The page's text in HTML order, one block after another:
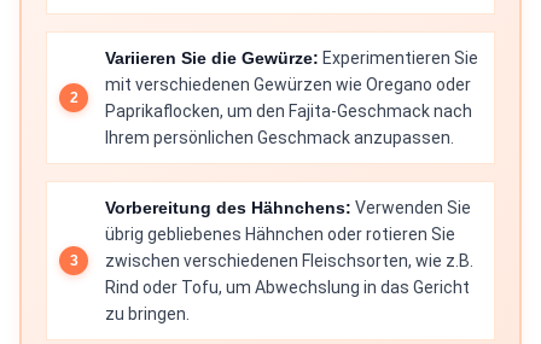
Variieren Sie die Gewürze: Experimentieren Sie
mit verschiedenen Gewürzen wie Oregano oder
Paprikaflocken, um den Fajita-Geschmack nach
Ihrem persönlichen Geschmack anzupassen.
Vorbereitung des Hähnchens: Verwenden Sie
übrig gebliebenes Hähnchen oder rotieren Sie
zwischen verschiedenen Fleischsorten, wie z.B.
Rind oder Tofu, um Abwechslung in das Gericht
zu bringen.